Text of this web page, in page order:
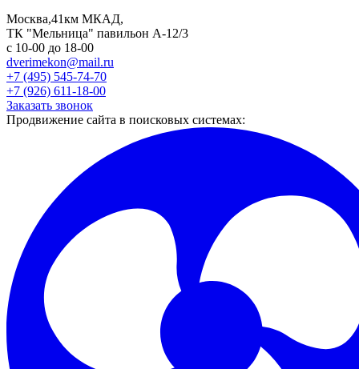
Москва,41км МКАД,
ТК "Мельница" павильон А-12/3
с 10-00 до 18-00
dverimekon@mail.ru
+7 (495) 545-74-70
+7 (926) 611-18-00
Заказать звонок
Продвижение сайта в поисковых системах: